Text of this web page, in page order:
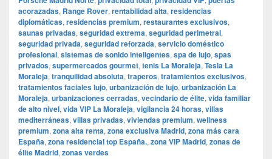
acorazadas, Range Rover, rentabilidad alta, residencias
diplomáticas, residencias premium, restaurantes exclusivos,
saunas privadas, seguridad extrema, seguridad perimetral,
seguridad privada, seguridad reforzada, servicio doméstico
profesional, sistemas de sonido inteligentes, spa de lujo, spas
privados, supermercados gourmet, tenis La Moraleja, Tesla La
Moraleja, tranquilidad absoluta, traperos, tratamientos exclusivos,
tratamientos faciales lujo, urbanización de lujo, urbanización La
Moraleja, urbanizaciones cerradas, vecindario de élite, vida familiar
de alto nivel, vida VIP La Moraleja, vigilancia 24 horas, villas
mediterráneas, villas privadas, viviendas premium, wellness
premium, zona alta renta, zona exclusiva Madrid, zona más cara
España, zona residencial top España., zona VIP Madrid, zonas de
élite Madrid, zonas verdes